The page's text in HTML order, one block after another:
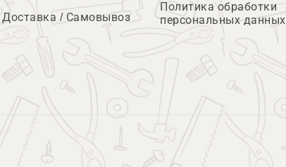
Доставка / Самовывоз
Политика обработки
персональных данных